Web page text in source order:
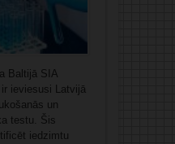
Baltijā SIA
ir ieviesusi Latvijā
un
testu. Šis
iedzimtu